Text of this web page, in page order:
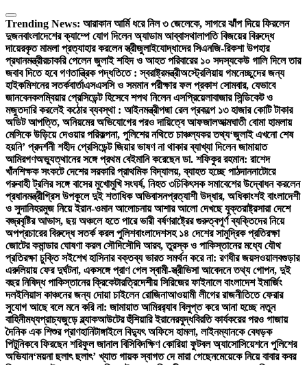
Skip
to
content
Trending News: আরাকান আর্মি ধরে নিল ৩ জেলেকে, সাগরে ঝাঁপ দিয়ে ফিরলেন
দুজনবাংলাদেশের ক্যাম্পে যোগ দিলেন অ্যাডাম আব্বাসথালাপতি বিজয়ের বিরুদ্ধে
দায়েরকৃত মামলা প্রত্যাহার করলেন স্ত্রীজুলাইযোদ্ধাদের সিএনজি-রিকশা উপহার
প্রধানমন্ত্রীরচাকরি পেলেন জুলাই শহিদ ও আহত পরিবারের ১০ সদস্যকেউ গালি দিলে তার
জবাব দিতে হবে গণতান্ত্রিক পদ্ধতিতে : স্বরাষ্ট্রমন্ত্রীঅস্ট্রেলিয়ায় গমনেচ্ছুদের জন্য
হাইকমিশনের সতর্কবার্তাএসএসসি ও সমমান পরীক্ষার ফল প্রকাশ সোমবার, যেভাবে
জানবেনকলম্বিয়ার প্রেসিডেন্ট হিসেবে শপথ নিলেন এসপ্রিয়েলাবাজার সিন্ডিকেট ও
মজুতদারি করলেই কঠোর ব্যবস্থা : আইনমন্ত্রীপদ্মা রেল প্রকল্পে ১৩ হাজার কোটি টাকার
অডিট আপত্তি, অনিয়মের অভিযোগের পরও দায়িত্বে আফজালআত্মঘাতী বোমা হামলায়
মেসিকে উড়িয়ে দেওয়ার পরিকল্পনা, পুলিশের নথিতে চাঞ্চল্যকর তথ্য‘জুলাই এখনো শেষ
হয়নি’ প্রদর্শনী শহীদ প্রেসিডেন্ট জিয়ার ভাষণ না থাকার ব্যাখ্যা দিলেন জামায়াত
আমিরগণঅভ্যুত্থানের সঙ্গে প্রথম বেইমানি করেছেন ডা. শফিকুর রহমান: রাশেদ
খাঁনশিক্ষক সংকটে দেশের সরকারি প্রাথমিক বিদ্যালয়, ব্যাহত হচ্ছে পাঠদাননাটোরে
গরুবাহী ট্রলির সঙ্গে বাসের মুখোমুখি সংঘর্ষ, নিহত ৩চিকিৎসক সমাবেশের উদ্বোধন করলেন
প্রধানমন্ত্রীগ্রিস উপকূলে দুই শতাধিক অভিবাসনপ্রত্যাশী উদ্ধার, অধিকাংশই বাংলাদেশী
ও সুদানিহরমুজ নিয়ে ইরান-ওমান আলোচনায় আশার আলো দেখছে যুক্তরাষ্ট্রসারা দেশে
বজ্রবৃষ্টির আভাস, ছয় অঞ্চলে হতে পারে ভারী বর্ষণরাষ্ট্রের গুরুত্বপূর্ণ ব্যক্তিদের নিয়ে
অপপ্রচারের বিরুদ্ধে সতর্ক করল পুলিশবাংলাদেশসহ ১৪ দেশের সামুদ্রিক প্রতিরক্ষা
জোটের কমান্ডার ঘোষণা করল সৌদিসৌদি আরব, তুরস্ক ও পাকিস্তানের মধ্যে যৌথ
প্রতিরক্ষা চুক্তি সইশেখ হাসিনার বক্তব্য ভারত সমর্থন করে না: রণধীর জয়সওয়ালবগুড়ার
এরুলিয়ায় ফের দুর্ঘটনা, একসঙ্গে প্রাণ গেল স্বামী-স্ত্রীভিসা আবেদনে তথ্য গোপন, দুই
বছর নিষিদ্ধ পাকিস্তানের ক্রিকেটারত্রিদেশীয় সিরিজের ফাইনালে বাংলাদেশ ইমার্জিং
দলইলিয়াস কাঞ্চনের জন্য দোয়া চাইলেন রোজিনাআওয়ামী লীগের রাজনীতিতে ফেরার
সুযোগ আছে বলে মনে করি না: জামায়াত আমিরর‍্যাব বিলুপ্ত করে আনা হচ্ছে নতুন
বাহিনীমধ্যপ্রাচ্যজুড়ে ব্ল্যাকআউটের হুঁশিয়ারি ইরানেরযুদ্ধবিরতি কার্যকরের পরও গাজায়
দৈনিক এক শিশুর প্রাণহানিটাঙ্গাইলে বিদ্যুৎ অফিসে হামলা, লাইনম্যানকে বেধড়ক
পিটুনিকবে ফিরছেন শরিফুল জানাল বিসিবিদক্ষিণ কোরিয়া ফুটবল অ্যাসোসিয়েশনে পুলিশের
অভিযান‘ময়না ছলাৎ ছলাৎ’ খ্যাত গায়ক স্বাগত দে মারা গেছেনমেয়েকে নিয়ে বাবার কবর